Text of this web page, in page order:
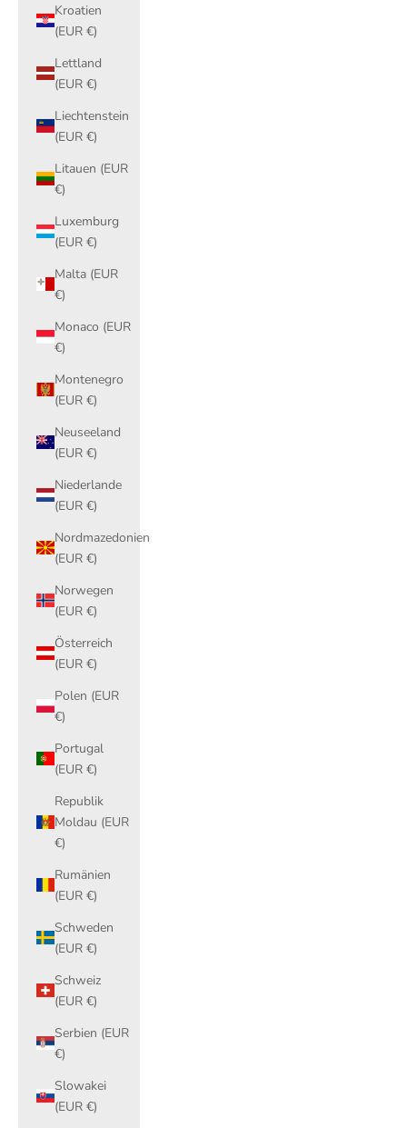
Kroatien
(EUR €)
Lettland
(EUR €)
Liechtenstein
(EUR €)
Litauen (EUR
€)
Luxemburg
(EUR €)
Malta (EUR
€)
Monaco (EUR
€)
Montenegro
(EUR €)
Neuseeland
(EUR €)
Niederlande
(EUR €)
Nordmazedonien
(EUR €)
Norwegen
(EUR €)
Österreich
(EUR €)
Polen (EUR
€)
Portugal
(EUR €)
Republik
Moldau (EUR
€)
Rumänien
(EUR €)
Schweden
(EUR €)
Schweiz
(EUR €)
Serbien (EUR
€)
Slowakei
(EUR €)